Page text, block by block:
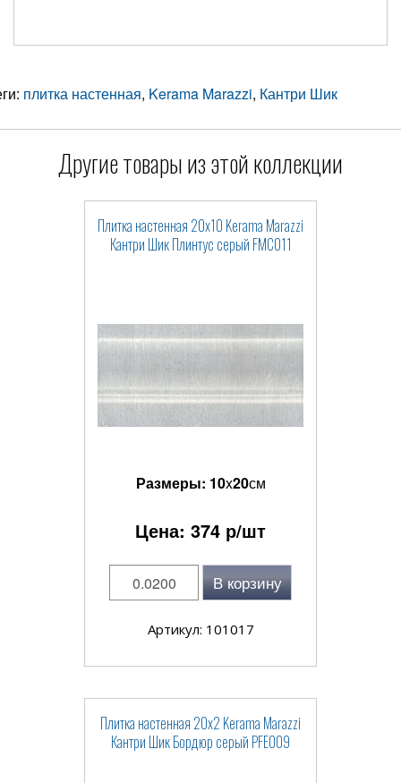
плитка настенная, Kerama Marazzi, Кантри Шик
Другие товары из этой коллекции
Плитка настенная 20x10 Kerama Marazzi
Кантри Шик Плинтус серый FMC011
Размеры: 10x20см
Цена: 374 р/шт
В корзину
Артикул: 101017
Плитка настенная 20x2 Kerama Marazzi
Кантри Шик Бордюр серый PFE009